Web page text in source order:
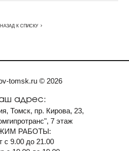
НАЗАД К СПИСКУ
tomsk.ru © 2026
адрес:
Томск, пр. Кирова, 23,
7 этаж
РАБОТЫ:
с 9.00 до 21.00